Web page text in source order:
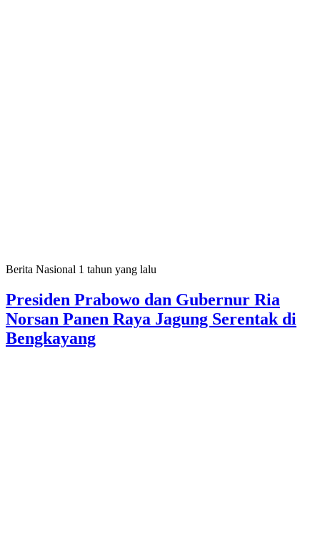
Berita Nasional 1 tahun yang lalu
Presiden Prabowo dan Gubernur Ria
Norsan Panen Raya Jagung Serentak di
Bengkayang